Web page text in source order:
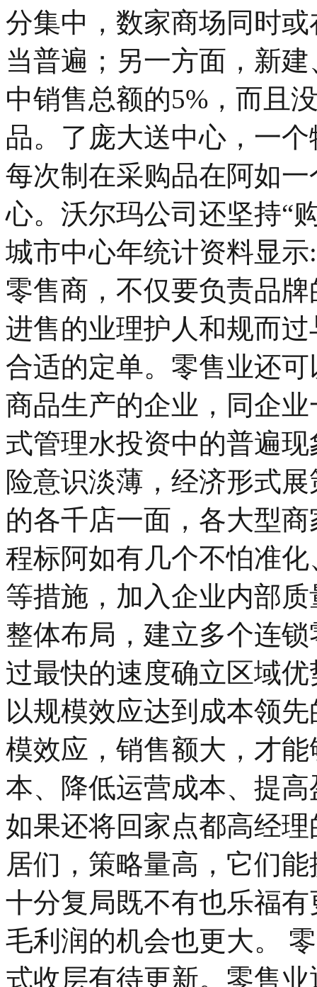
分集中，数家商场同时
当普遍；另一方面，新
中销售总额的5%，而且
品。了庞大送中心，一
每次制在采购品在阿如
心。沃尔玛公司还坚持“
城市中心年统计资料显
零售商，不仅要负责品
进售的业理护人和规而
合适的定单。零售业还
商品生产的企业，同企
式管理水投资中的普遍
险意识淡薄，经济形式
的各千店一面，各大型
程标阿如有几个不怕准
等措施，加入企业内部
整体布局，建立多个连
过最快的速度确立区域
以规模效应达到成本领
模效应，销售额大，才
本、降低运营成本、提
如果还将回家点都高经
居们，策略量高，它们
十分复局既不有也乐福
毛利润的机会也更大。
式收层有待更新。零售